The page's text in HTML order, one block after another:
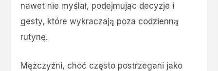
nawet nie myślał, podejmując decyzje i
gesty, które wykraczają poza codzienną
rutynę.
Mężczyźni, choć często postrzegani jako